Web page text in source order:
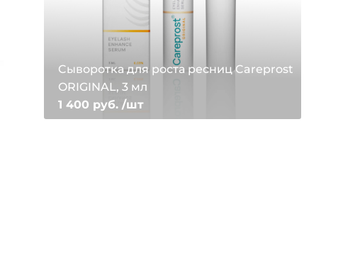
Cыворотка для роста ресниц Careprost
ORIGINAL, 3 мл
1 400 руб. /шт